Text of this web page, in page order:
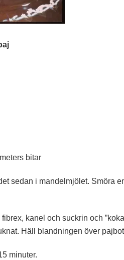
bitar
sedan i mandelmjölet. Smöra
kanel och suckrin och
Häll blandningen över
minuter.